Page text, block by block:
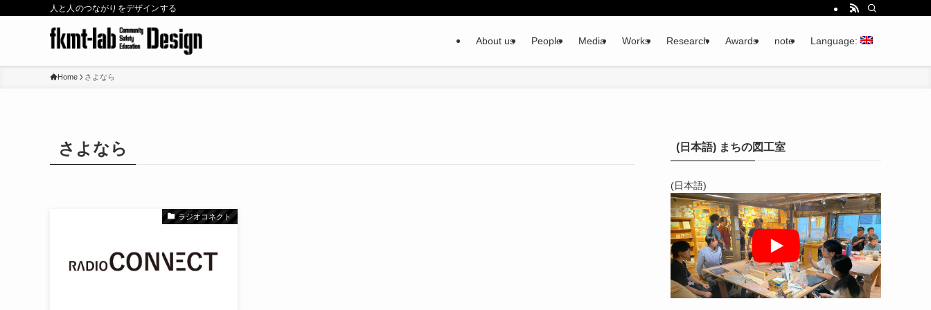
人と人のつながりをデザインする
About us People Media Works Research Awards note Language:
Home さよなら
さよなら
ラジオコネクト
(日本語) まちの図工室
(日本語)